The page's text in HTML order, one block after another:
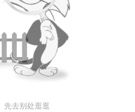
先去别处逛逛